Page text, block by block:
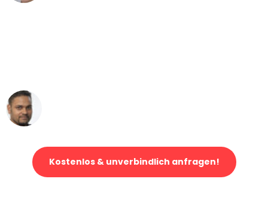
Kostenlos & unverbindlich anfragen!